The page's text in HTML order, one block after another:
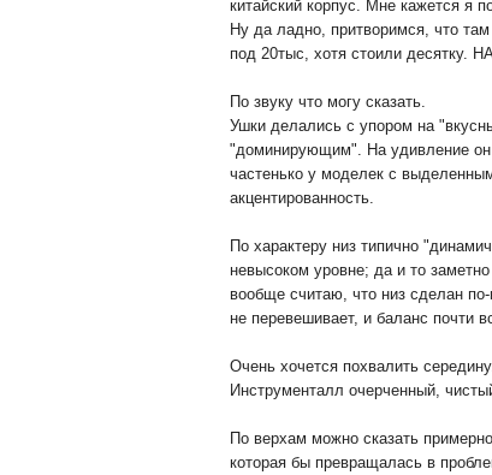
китайский корпус. Мне кажется я
Ну да ладно, притворимся, что
под 20тыс, хотя стоили десятку.
По звуку что могу сказать.
Ушки делались с упором на
"доминирующим". На удивление он
частенько у моделек с
акцентированность.
По характеру низ типично
невысоком уровне; да и то
вообще считаю, что низ сделан
не перевешивает, и баланс почти
Очень хочется похвалить
Инструменталл очерченный,
По верхам можно сказать
которая бы превращалась в